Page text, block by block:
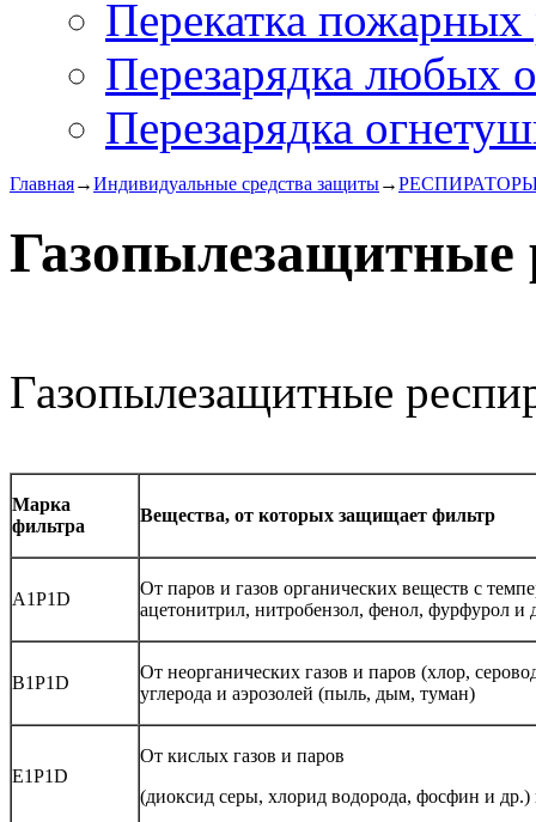
Перекатка пожарных
Перезарядка любых
Перезарядка
Главная→Индивидуальные средства защиты→
Газопылезащитные
Газопылезащитные
Марка
фильтра
Вещества, от которых защищает фильтр
А1Р1D
От паров и газов органических веществ с
ацетонитрил, нитробензол, фенол, фурфурол
В1Р1D
От неорганических газов и паров (хлор,
углерода и аэрозолей (пыль, дым, туман)
Е1Р1D
От кислых газов и паров
(диоксид серы, хлорид водорода, фосфин и